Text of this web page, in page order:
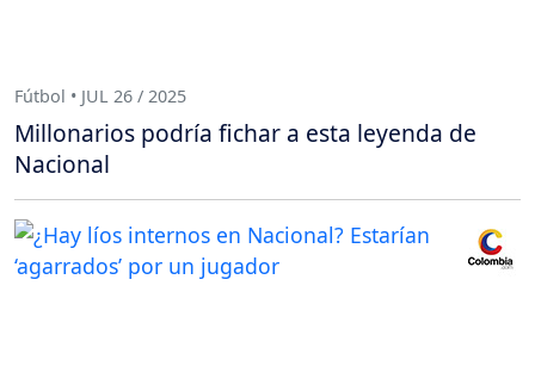
Fútbol • JUL 26 / 2025
Millonarios podría fichar a esta leyenda de
Nacional